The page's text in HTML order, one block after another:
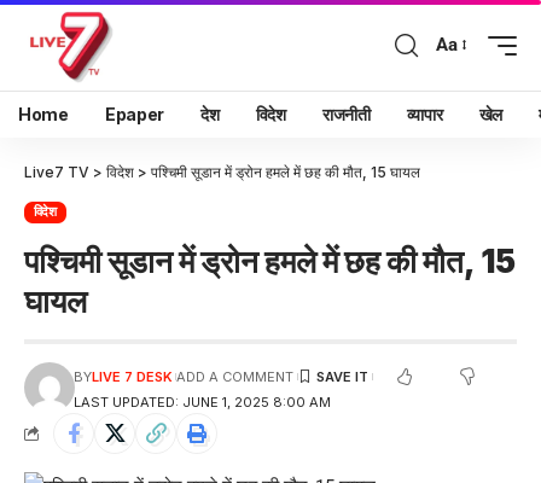
Aa
Home Epaper देश विदेश राजनीती व्यापार खेल
Live7 TV > विदेश > पश्चिमी सूडान में ड्रोन हमले में छह की मौत, 15 घायल
विदेश
पश्चिमी सूडान में ड्रोन हमले में छह की मौत, 15
घायल
LAST UPDATED: JUNE 1, 2025 8:00 AM
BYLIVE 7 DESK ADD A COMMENT